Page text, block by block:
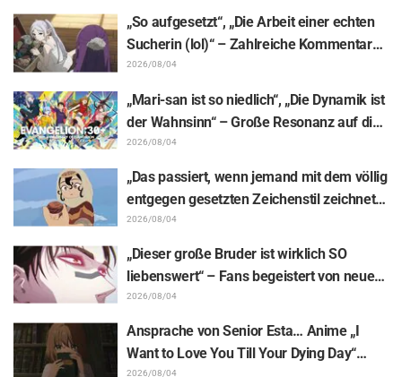
von „Shigoto Neko“ sorgt für zahlreiche
„Passt!“-Reaktionen
„So aufgesetzt“, „Die Arbeit einer echten
Sucherin (lol)“ – Zahlreiche Kommentare
zu einer Frieren-Plüschfigur, die in einer
Ausstellungs-Mimik steckt: „Frieren –
Nach dem Ende der Reise“
2026/08/04
„Mari-san ist so niedlich“, „Die Dynamik ist
der Wahnsinn“ – Große Resonanz auf die
Enthüllung von Hidenori Matsubaras
wunderschöner Zeichnung der drei
Figuren aus „Neon Genesis Evangelion“ im
Plugsuit
2026/08/04
„Das passiert, wenn jemand mit dem völlig
entgegen gesetzten Zeichenstil zeichnet“
– Fans begeistert von der Unterstützungs-
Illustration des „Yowamushi Pedal“-
Schöpfers für „Jaadugar: A Witch in
2026/08/04
„Dieser große Bruder ist wirklich SO
liebenswert“ – Fans begeistert von neuen
Illustrationen zur „JUJUTSU KAISEN“-
Ausstellung, auf denen Choso Yūji Itadori
auf die Pelle rückt
2026/08/04
Ansprache von Senior Esta… Anime „I
Want to Love You Till Your Dying Day“
2026/08/04